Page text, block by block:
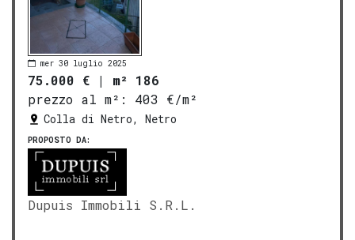
mer 30 luglio 2025
75.000 € | m² 186
prezzo al m²:
403 €/m²
Colla di Netro, Netro
PROPOSTO DA:
Dupuis Immobili S.R.L.